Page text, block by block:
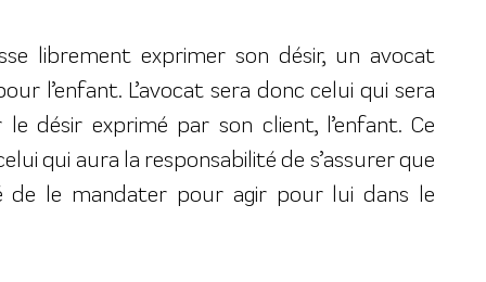
librement exprimer son désir, un avocat
l’enfant. L’avocat sera donc celui qui sera
désir exprimé par son client, l’enfant. Ce
qui aura la responsabilité de s’assurer que
de le mandater pour agir pour lui dans le